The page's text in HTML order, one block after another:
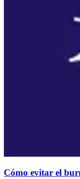
Cómo evitar el